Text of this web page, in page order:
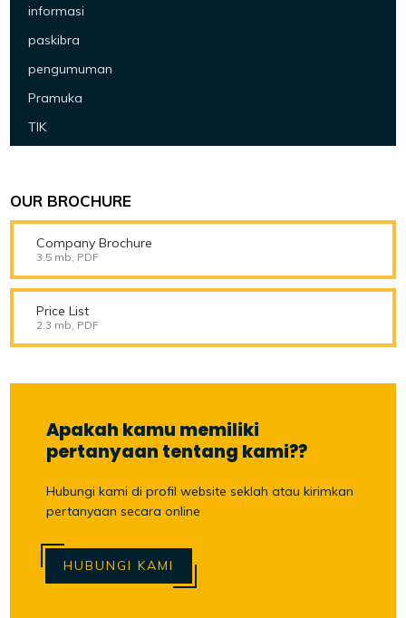
informasi
paskibra
pengumuman
Pramuka
TIK
OUR BROCHURE
Company Brochure
3.5 mb, PDF
Price List
2.3 mb, PDF
Apakah kamu memiliki
pertanyaan tentang kami??
Hubungi kami di profil website seklah atau kirimkan
pertanyaan secara online
HUBUNGI KAMI